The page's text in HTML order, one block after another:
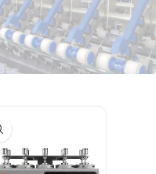
farklı aşamalarda ihtiyaç duyduğunuz testleri gerçekleştirebilirsiniz.